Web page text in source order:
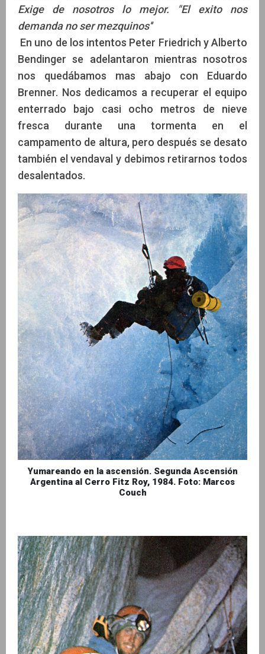
Exige de nosotros lo mejor. "El exito nos
demanda no ser mezquinos''
En uno de los intentos Peter Friedrich y Alberto
Bendinger se adelantaron mientras nosotros
nos quedábamos mas abajo con Eduardo
Brenner. Nos dedicamos a recuperar el equipo
enterrado bajo casi ocho metros de nieve
fresca durante una tormenta en el
campamento de altura, pero después se desato
también el vendaval y debimos retirarnos todos
desalentados.
Yumareando en la ascensión. Segunda Ascensión
Argentina al Cerro Fitz Roy, 1984. Foto: Marcos
Couch